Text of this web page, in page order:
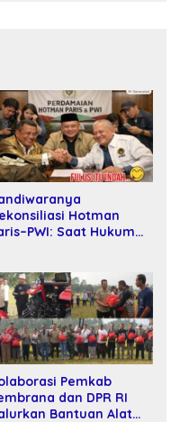
Hotman
Saat Hukum
Pemkab
dan DPR RI
Bantuan Alat